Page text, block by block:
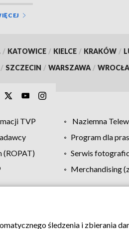
/ KATOWICE / KIELCE / KRAKÓW /
/ SZCZECIN / WARSZAWA /
TVP Naziemna
Program dla
(ROPAT)
Serwis
Merchandising
Pomoc Biuro reklamy
śledzenia i zbierania